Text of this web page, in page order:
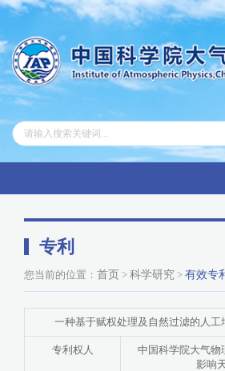
专利
您当前的位置： 首页 > 科学研究 > 有效专
一种基于赋权处理及自然过滤的人工
专利权人
中国科学院大气物
影响